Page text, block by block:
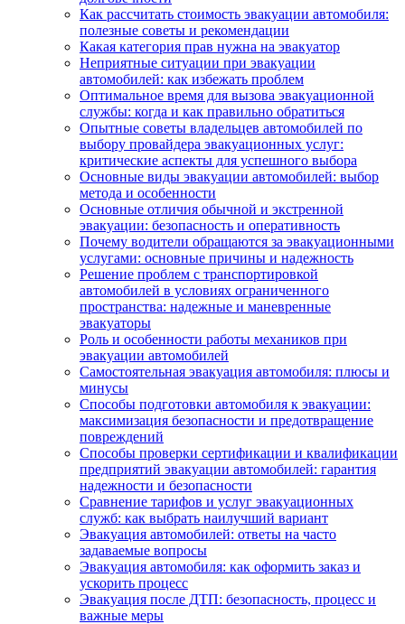
Как рассчитать стоимость эвакуации автомобиля:
полезные советы и рекомендации
Какая категория прав нужна на эвакуатор
Неприятные ситуации при эвакуации
автомобилей: как избежать проблем
Оптимальное время для вызова эвакуационной
службы: когда и как правильно обратиться
Опытные советы владельцев автомобилей по
выбору провайдера эвакуационных услуг:
критические аспекты для успешного выбора
Основные виды эвакуации автомобилей: выбор
метода и особенности
Основные отличия обычной и экстренной
эвакуации: безопасность и оперативность
Почему водители обращаются за эвакуационными
услугами: основные причины и надежность
Решение проблем с транспортировкой
автомобилей в условиях ограниченного
пространства: надежные и маневренные
эвакуаторы
Роль и особенности работы механиков при
эвакуации автомобилей
Самостоятельная эвакуация автомобиля: плюсы и
минусы
Способы подготовки автомобиля к эвакуации:
максимизация безопасности и предотвращение
повреждений
Способы проверки сертификации и квалификации
предприятий эвакуации автомобилей: гарантия
надежности и безопасности
Сравнение тарифов и услуг эвакуационных
служб: как выбрать наилучший вариант
Эвакуация автомобилей: ответы на часто
задаваемые вопросы
Эвакуация автомобиля: как оформить заказ и
ускорить процесс
Эвакуация после ДТП: безопасность, процесс и
важные меры